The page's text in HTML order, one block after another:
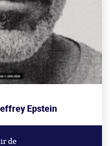
Epstein
de